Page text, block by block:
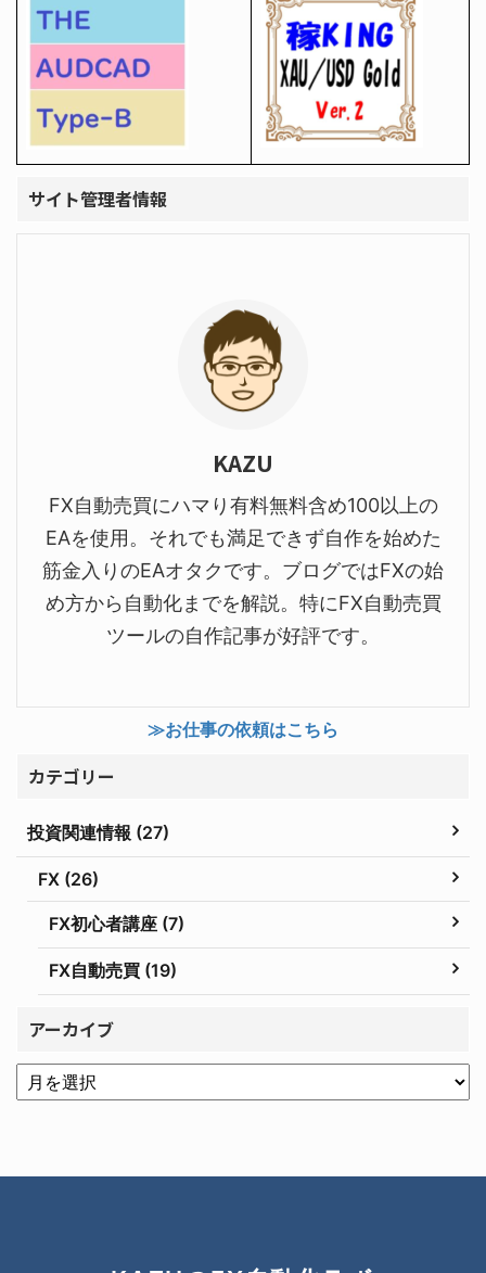
サイト管理者情報
KAZU
FX自動売買にハマり有料無料含め100以上の
EAを使用。それでも満足できず自作を始めた
筋金入りのEAオタクです。ブログではFXの始
め方から自動化までを解説。特にFX自動売買
ツールの自作記事が好評です。
≫お仕事の依頼はこちら
カテゴリー
投資関連情報 (27)
FX (26)
FX初心者講座 (7)
FX自動売買 (19)
アーカイブ